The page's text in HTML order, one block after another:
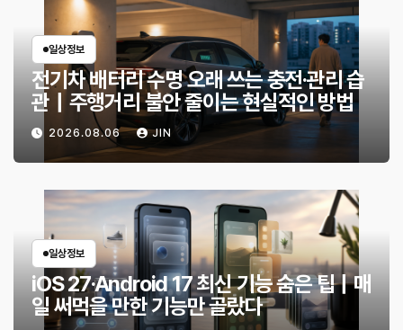
일상정보
전기차 배터리 수명 오래 쓰는 충전·관리 습
관｜주행거리 불안 줄이는 현실적인 방법
2026.08.06 JIN
일상정보
iOS 27·Android 17 최신 기능 숨은 팁｜매
일 써먹을 만한 기능만 골랐다